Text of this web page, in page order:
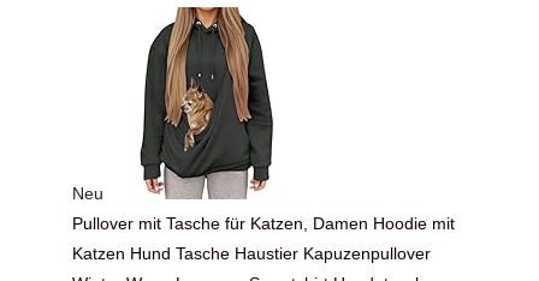
Neu
Pullover mit Tasche für Katzen, Damen Hoodie mit
Katzen Hund Tasche Haustier Kapuzenpullover